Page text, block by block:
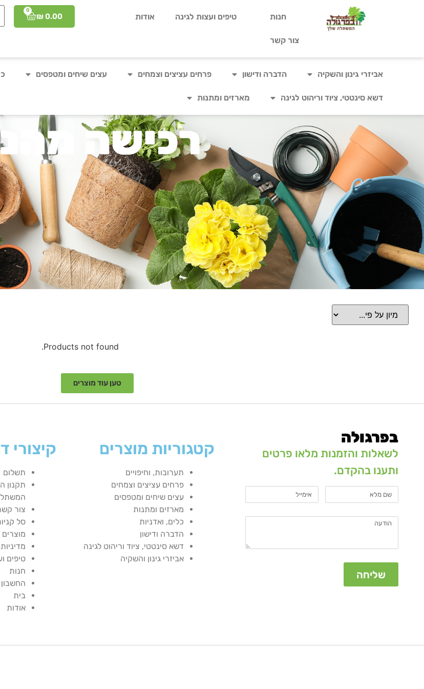
חנות טיפים ועצות לגינה אודות
צור קשר
₪0.00
0
אביזרי גינון והשקיה הדברה ודישון פרחים עציצים וצמחים עצים שיחים ומטפסים
דשא סינטטי, ציוד וריהוט לגינה מארזים ומתנות
רכישה
Products not found.
טען עוד מוצרים
בפרגולה
לשאלות והזמנות מלאו פרטים
ותענו בהקדם.
שליחה
קטגוריות מוצרים
תערובות, וחיפויים
פרחים עציצים וצמחים
עצים שיחים ומטפסים
מארזים ומתנות
כלים, ואדניות
הדברה ודישון
דשא סינטטי, ציוד וריהוט לגינה
אביזרי גינון והשקיה
קיצורי
תשלום
תקנון
צור
סל
מוצרים
טיפים
חנות
בית
אודות